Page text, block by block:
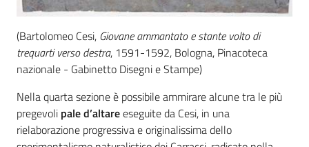
(Bartolomeo Cesi, Giovane ammantato e stante volto di
trequarti verso destra, 1591-1592, Bologna, Pinacoteca
nazionale - Gabinetto Disegni e Stampe)
Nella quarta sezione è possibile ammirare alcune tra le più
pregevoli pale d’altareeseguite da Cesi, in una
rielaborazione progressiva e originalissima dello